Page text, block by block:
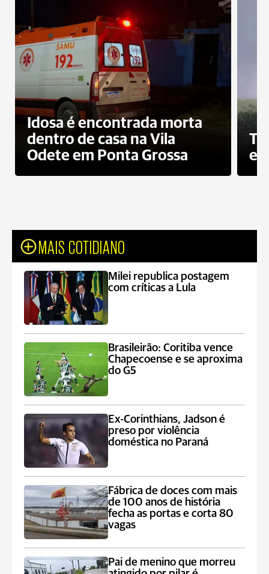
Idosa é encontrada morta
dentro de casa na Vila
Odete em Ponta Grossa
e
MAIS COTIDIANO
Milei republica postagem
com críticas a Lula
Brasileirão: Coritiba vence
Chapecoense e se aproxima
do G5
Ex-Corinthians, Jadson é
preso por violência
doméstica no Paraná
Fábrica de doces com mais
de 100 anos de história
fecha as portas e corta 80
vagas
Pai de menino que morreu